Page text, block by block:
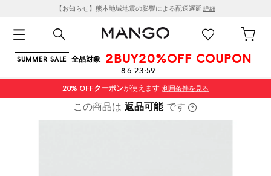
【お知らせ】熊本地域地震の影響による配送遅延 詳細
SUMMER SALE 全品対象 2BUY20%OFF COUPON
- 8.6 23:59
20% OFFクーポンが使えます 利用条件を見る
この商品は 返品可能 です